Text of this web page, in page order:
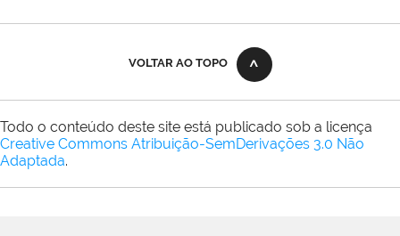
VOLTAR AO TOPO
Todo o conteúdo deste site está publicado sob a licença
Creative Commons Atribuição-SemDerivações 3.0 Não
Adaptada.